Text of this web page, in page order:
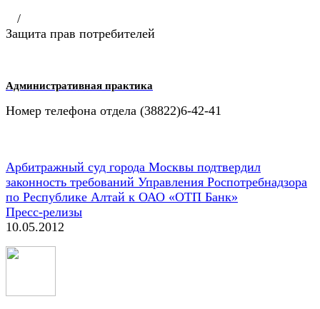
/
Защита прав потребителей
Административная практика
Номер телефона отдела (38822)6-42-41
Арбитражный суд города Москвы подтвердил
законность требований Управления Роспотребнадзора
по Республике Алтай к ОАО «ОТП Банк»
Пресс-релизы
10.05.2012